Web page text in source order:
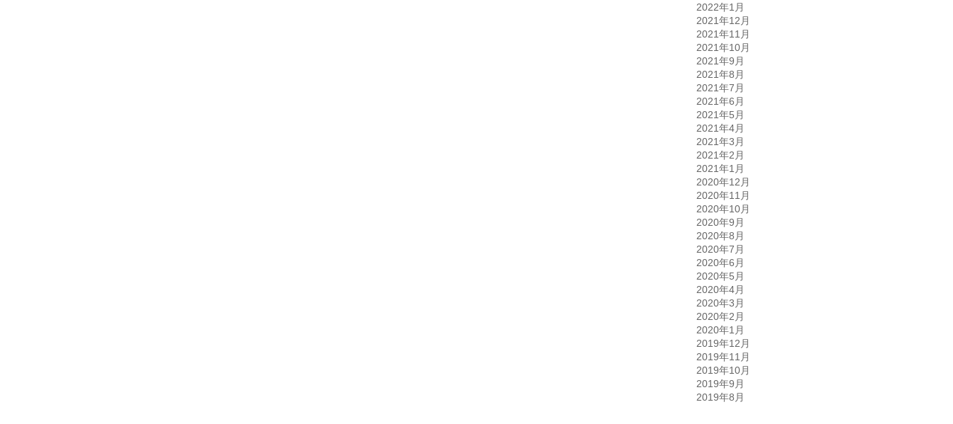
2022年1月
2021年12月
2021年11月
2021年10月
2021年9月
2021年8月
2021年7月
2021年6月
2021年5月
2021年4月
2021年3月
2021年2月
2021年1月
2020年12月
2020年11月
2020年10月
2020年9月
2020年8月
2020年7月
2020年6月
2020年5月
2020年4月
2020年3月
2020年2月
2020年1月
2019年12月
2019年11月
2019年10月
2019年9月
2019年8月